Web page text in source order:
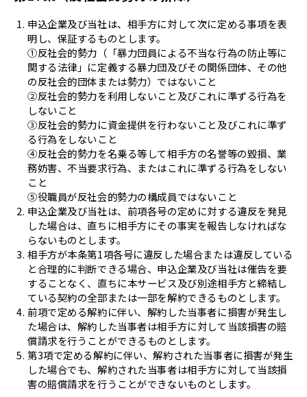
申込企業及び当社は、相手方に対して次に定める事項を表
明し、保証するものとします。
①反社会的勢力（「暴力団員による不当な行為の防止等に
関する法律」に定義する暴力団及びその関係団体、その他
の反社会的団体または勢力）ではないこと
②反社会的勢力を利用しないこと及びこれに準ずる行為を
しないこと
③反社会的勢力に資金提供を行わないこと及びこれに準ず
る行為をしないこと
④反社会的勢力を名乗る等して相手方の名誉等の毀損、業
務妨害、不当要求行為、またはこれに準ずる行為をしない
こと
⑤役職員が反社会的勢力の構成員ではないこと
申込企業及び当社は、前項各号の定めに対する違反を発見
した場合は、直ちに相手方にその事実を報告しなければな
らないものとします。
相手方が本条第1項各号に違反した場合または違反している
と合理的に判断できる場合、申込企業及び当社は催告を要
することなく、直ちに本サービス及び別途相手方と締結し
ている契約の全部または一部を解約できるものとします。
前項で定める解約に伴い、解約した当事者に損害が発生し
た場合は、解約した当事者は相手方に対して当該損害の賠
償請求を行うことができるものとします。
第3項で定める解約に伴い、解約された当事者に損害が発生
した場合でも、解約された当事者は相手方に対して当該損
害の賠償請求を行うことができないものとします。